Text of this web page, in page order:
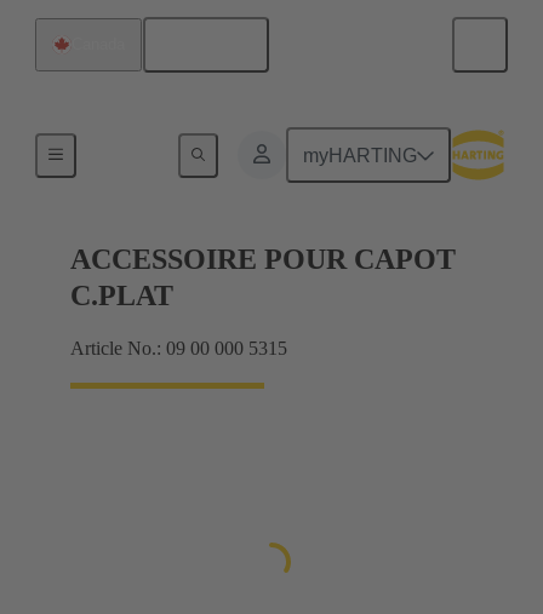
myHARTING
ACCESSOIRE POUR CAPOT
C.PLAT
Article No.: 09 00 000 5315